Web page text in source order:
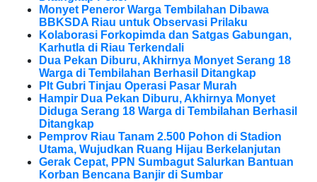
Monyet Peneror Warga Tembilahan Dibawa
BBKSDA Riau untuk Observasi Prilaku
Kolaborasi Forkopimda dan Satgas Gabungan,
Karhutla di Riau Terkendali
Dua Pekan Diburu, Akhirnya Monyet Serang 18
Warga di Tembilahan Berhasil Ditangkap
Plt Gubri Tinjau Operasi Pasar Murah
Hampir Dua Pekan Diburu, Akhirnya Monyet
Diduga Serang 18 Warga di Tembilahan Berhasil
Ditangkap
Pemprov Riau Tanam 2.500 Pohon di Stadion
Utama, Wujudkan Ruang Hijau Berkelanjutan
Gerak Cepat, PPN Sumbagut Salurkan Bantuan
Korban Bencana Banjir di Sumbar